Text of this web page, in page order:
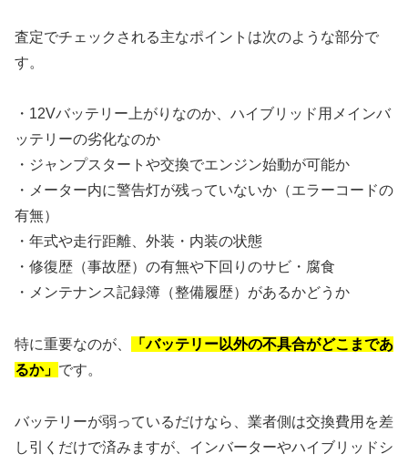
査定でチェックされる主なポイントは次のような部分で
す。
・12Vバッテリー上がりなのか、ハイブリッド用メインバ
ッテリーの劣化なのか
・ジャンプスタートや交換でエンジン始動が可能か
・メーター内に警告灯が残っていないか（エラーコードの
有無）
・年式や走行距離、外装・内装の状態
・修復歴（事故歴）の有無や下回りのサビ・腐食
・メンテナンス記録簿（整備履歴）があるかどうか
特に重要なのが、
「バッテリー以外の不具合がどこまであ
るか」 です。
バッテリーが弱っているだけなら、業者側は交換費用を差
し引くだけで済みますが、インバーターやハイブリッドシ